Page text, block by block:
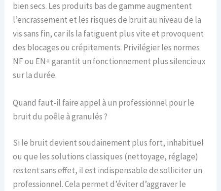
bien secs. Les produits bas de gamme augmentent
l’encrassement et les risques de bruit au niveau de la
vis sans fin, car ils la fatiguent plus vite et provoquent
des blocages ou crépitements. Privilégier les normes
NF ou EN+ garantit un fonctionnement plus silencieux
sur la durée.
Quand faut-il faire appel à un professionnel pour le
bruit du poêle à granulés ?
Si le bruit devient soudainement plus fort, inhabituel
ou que les solutions classiques (nettoyage, réglage)
restent sans effet, il est indispensable de solliciter un
professionnel. Cela permet d’éviter d’aggraver le